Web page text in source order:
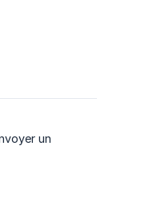
un